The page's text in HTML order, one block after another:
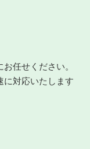
任せください。
に対応いたします